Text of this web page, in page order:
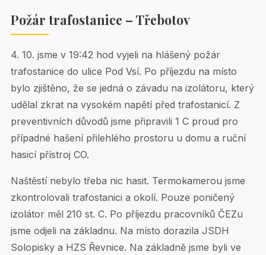
Požár trafostanice – Třebotov
4. 10. jsme v 19:42 hod vyjeli na hlášený požár
trafostanice do ulice Pod Vsí. Po příjezdu na místo
bylo zjištěno, že se jedná o závadu na izolátoru, který
udělal zkrat na vysokém napětí před trafostanicí. Z
preventivních důvodů jsme připravili 1 C proud pro
případné hašení přilehlého prostoru u domu a ruční
hasicí přístroj CO.
Naštěstí nebylo třeba nic hasit. Termokamerou jsme
zkontrolovali trafostanici a okolí. Pouze poničený
izolátor měl 210 st. C. Po příjezdu pracovníků ČEZu
jsme odjeli na základnu. Na místo dorazila JSDH
Solopisky a HZS Řevnice. Na základně jsme byli ve